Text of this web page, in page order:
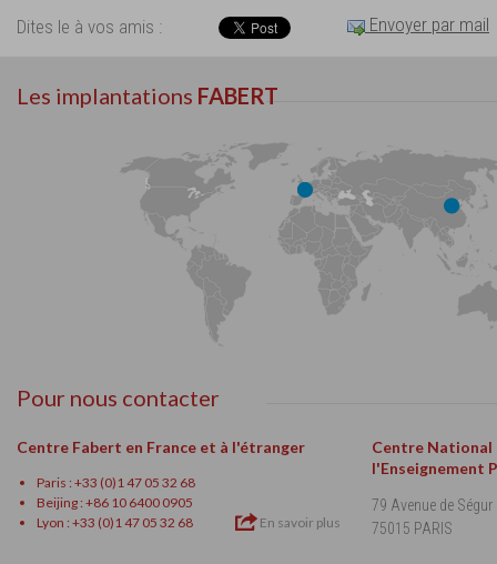
Dites le à vos amis : Envoyer par mail
Les implantations FABERT
Pour nous contacter
Centre Fabert en France et à l'étranger
Paris : +33 (0)1 47 05 32 68
Beijing : +86 10 6400 0905
Lyon : +33 (0)1 47 05 32 68
En savoir plus
Centre National
l'Enseignement
79 Avenue de Ségur
75015 PARIS